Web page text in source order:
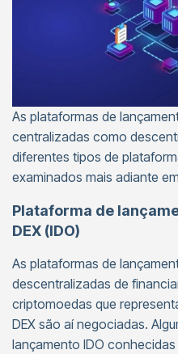
As plataformas de
centralizadas como
diferentes tipos de
examinados mais adiante
Plataforma de
DEX (IDO)
As plataformas de
descentralizadas de
criptomoedas que
DEX são aí negociadas.
lançamento IDO